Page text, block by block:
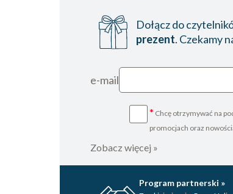
Dołącz do
prezent. Czekamy
e-mail
* Chcę otrzymywać na
promocjach oraz
Zobacz więcej »
Program partnerski »